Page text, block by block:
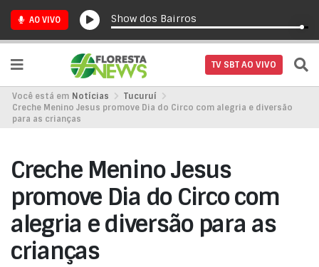
AO VIVO Show dos Bairros
TV SBT AO VIVO
Você está em Notícias
Tucuruí
Creche Menino Jesus promove Dia do Circo com alegria e diversão
para as crianças
Creche Menino Jesus
promove Dia do Circo com
alegria e diversão para as
crianças